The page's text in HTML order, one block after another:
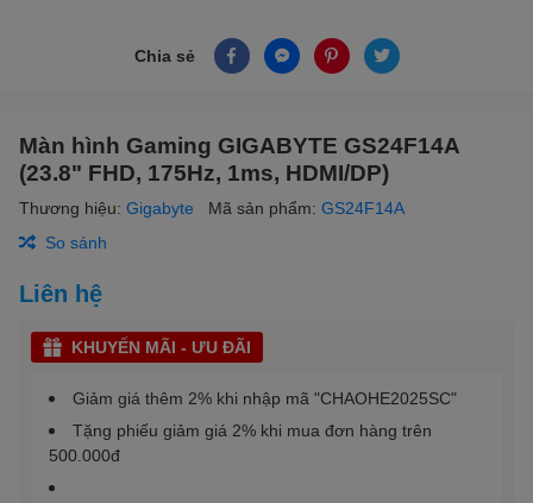
Chia sẻ
Màn hình Gaming GIGABYTE GS24F14A
(23.8" FHD, 175Hz, 1ms, HDMI/DP)
Thương hiệu: Gigabyte Mã sản phẩm: GS24F14A
So sánh
Liên hệ
KHUYẾN MÃI - ƯU ĐÃI
Giảm giá thêm 2% khi nhập mã "CHAOHE2025SC"
Tặng phiếu giảm giá 2% khi mua đơn hàng trên
500.000đ